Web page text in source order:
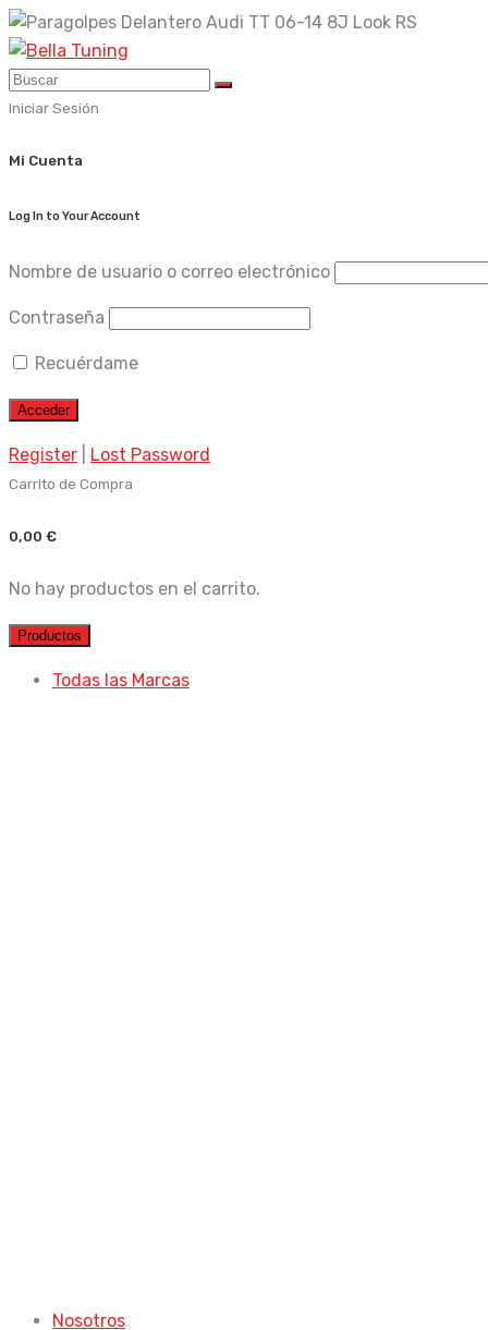
Skip
to
content
Iniciar Sesión
Mi Cuenta
Log In to Your Account
Nombre de usuario o correo electrónico
Contraseña
Recuérdame
Register Lost Password
Carrito de Compra
0,00 €
No hay productos en el carrito.
Productos
Todas las Marcas
Nosotros